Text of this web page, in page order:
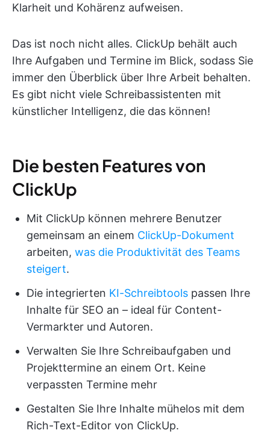
Klarheit und Kohärenz aufweisen.
Das ist noch nicht alles. ClickUp behält auch
Ihre Aufgaben und Termine im Blick, sodass Sie
immer den Überblick über Ihre Arbeit behalten.
Es gibt nicht viele Schreibassistenten mit
künstlicher Intelligenz, die das können!
Die besten Features von
ClickUp
Mit ClickUp können mehrere Benutzer
gemeinsam an einem ClickUp-Dokument
arbeiten, was die Produktivität des Teams
steigert.
Die integrierten KI-Schreibtools passen Ihre
Inhalte für SEO an – ideal für Content-
Vermarkter und Autoren.
Verwalten Sie Ihre Schreibaufgaben und
Projekttermine an einem Ort. Keine
verpassten Termine mehr
Gestalten Sie Ihre Inhalte mühelos mit dem
Rich-Text-Editor von ClickUp.